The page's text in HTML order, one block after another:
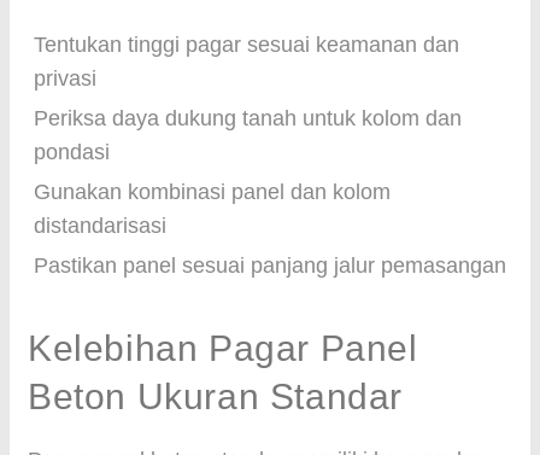
Tentukan tinggi pagar sesuai keamanan dan
privasi
Periksa daya dukung tanah untuk kolom dan
pondasi
Gunakan kombinasi panel dan kolom
distandarisasi
Pastikan panel sesuai panjang jalur pemasangan
Kelebihan Pagar Panel
Beton Ukuran Standar